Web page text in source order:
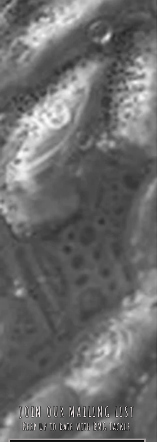
JOIN OUR MAILING LIST
Keep up to date with BMG Tackle